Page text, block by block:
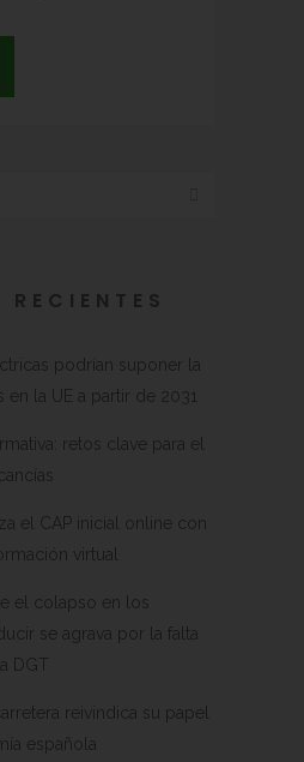
RECIENTES
podrían suponer la
en la UE a partir de 2031
retos clave para el
el CAP inicial online con
virtual
el colapso en los
se agrava por la falta
DGT
reivindica su papel
española